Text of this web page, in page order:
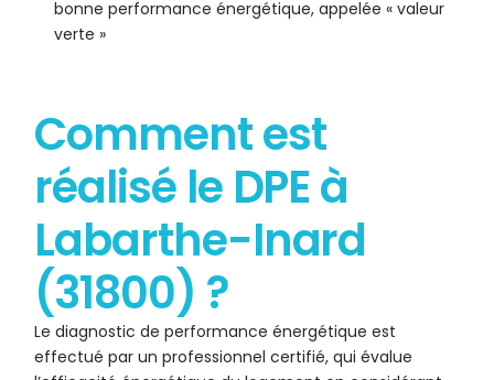
bonne performance énergétique, appelée « valeur
verte »
Comment est
réalisé le DPE à
Labarthe-Inard
(31800) ?
Le diagnostic de performance énergétique est
effectué par un professionnel certifié, qui évalue